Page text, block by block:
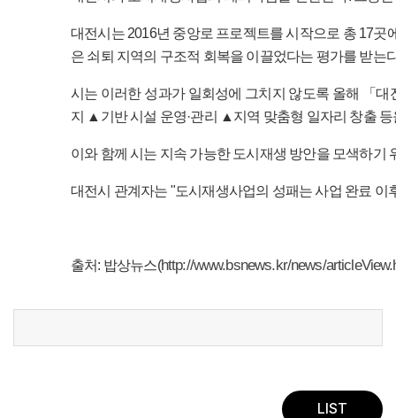
대전시는 2016년 중앙로 프로젝트를 시작으로 총 17곳
은 쇠퇴 지역의 구조적 회복을 이끌었다는 평가를 받는
시는 이러한 성과가 일회성에 그치지 않도록 올해 「
지 ▲기반 시설 운영·관리 ▲지역 맞춤형 일자리 창출
이와 함께 시는 지속 가능한 도시재생 방안을 모색하
대전시 관계자는 "도시재생사업의 성패는 사업 완료
출처: 밥상뉴스(http://www.bsnews.kr/news/
LIST